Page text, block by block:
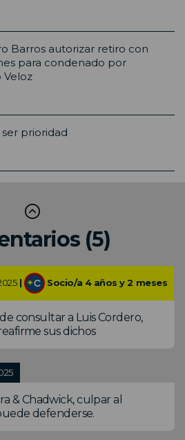
Barros autorizar retiro con
para condenado por
Veloz
prioridad
(5)
| Socio/a 4 años y 2 meses
consultar a Luis Cordero,
sus dichos
& Chadwick, culpar al
defenderse.